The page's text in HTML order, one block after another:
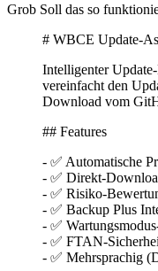
Grob Soll das so
# WBCE Update-
Intelligenter
vereinfacht den
Download vom
## Features
- ✅ Automatische
- ✅ Direkt-
- ✅ Risiko-
- ✅ Backup Plus
- ✅
- ✅ FTAN-
- ✅ Mehrsprachig